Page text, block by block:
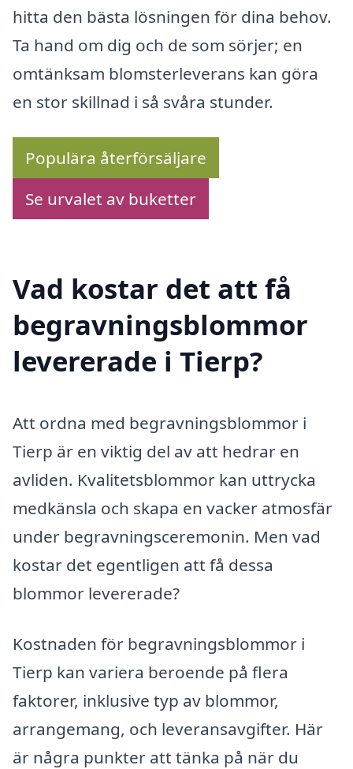
hitta den bästa lösningen för dina behov.
Ta hand om dig och de som sörjer; en
omtänksam blomsterleverans kan göra
en stor skillnad i så svåra stunder.
Populära återförsäljare
Se urvalet av buketter
Vad kostar det att få
begravningsblommor
levererade i Tierp?
Att ordna med begravningsblommor i
Tierp är en viktig del av att hedrar en
avliden. Kvalitetsblommor kan uttrycka
medkänsla och skapa en vacker atmosfär
under begravningsceremonin. Men vad
kostar det egentligen att få dessa
blommor levererade?
Kostnaden för begravningsblommor i
Tierp kan variera beroende på flera
faktorer, inklusive typ av blommor,
arrangemang, och leveransavgifter. Här
är några punkter att tänka på när du